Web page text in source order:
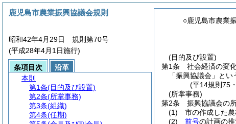
○鹿児島市農業
(目的及び設置)
第1条
社会経済の変
「振興協議会」とい
(平14規則75
(所掌事務)
第2条
振興協議会の
(1)
市の作成した
(2)
前号の計画の
鹿児島市農業振興協議会規則
昭和42年4月29日 規則第70号
(平成28年4月1日施行)
条項目次
沿革
本則
第1条(目的及び設置)
第2条(所掌事務)
第3条(組織)
第4条(任期)